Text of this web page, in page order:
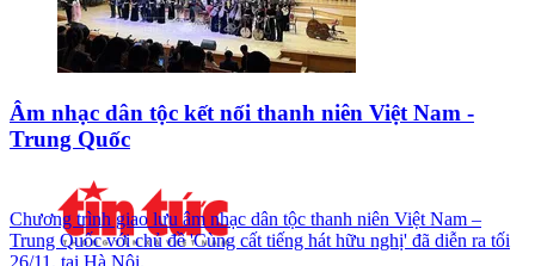
Âm nhạc dân tộc kết nối thanh niên Việt Nam -
Trung Quốc
Chương trình giao lưu âm nhạc dân tộc thanh niên Việt Nam –
Trung Quốc với chủ đề 'Cùng cất tiếng hát hữu nghị' đã diễn ra tối
26/11, tại Hà Nội.